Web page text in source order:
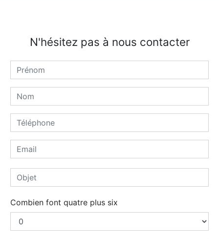
N'hésitez pas à nous contacter
Combien font quatre plus six